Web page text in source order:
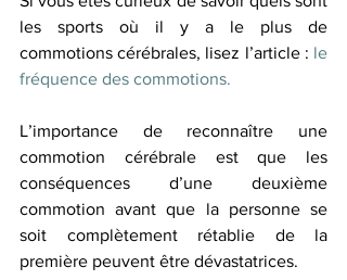
les sports où il y a le plus de
commotions cérébrales, lisez l’article : le
fréquence des commotions.
L’importance de reconnaître une
commotion cérébrale est que les
conséquences d’une deuxième
commotion avant que la personne se
soit complètement rétablie de la
première peuvent être dévastatrices.